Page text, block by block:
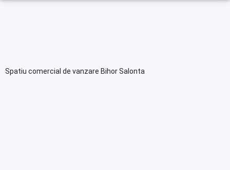
Spatiu comercial de vanzare Bihor Salonta